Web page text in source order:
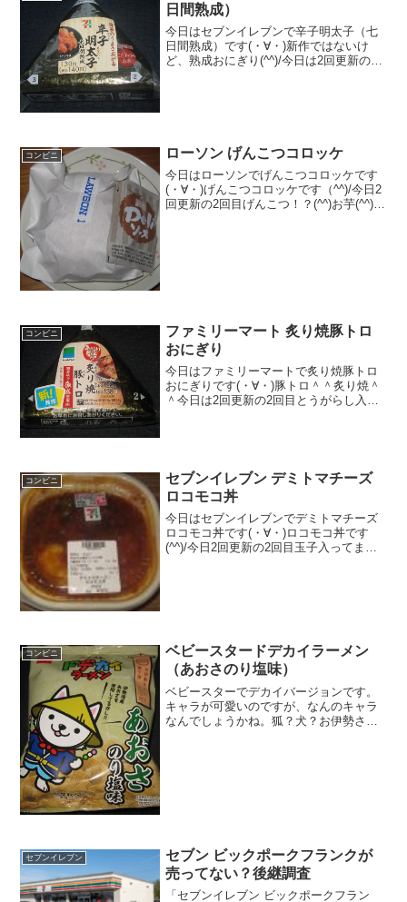
日間熟成）
今日はセブンイレブンで辛子明太子（七
日間熟成）です(・∀・)新作ではないけ
ど、熟成おにぎり(^^)/今日は2回更新の1
コンビニ ローソン げんこつコロッケ
今日はローソンでげんこつコロッケです
(・∀・)げんこつコロッケです（^^)/今日2
回更新の2回目げんこつ！？(^^)お芋(^^)食
コンビニ
ファミリーマート 炙り焼豚トロ
おにぎり
今日はファミリーマートで炙り焼豚トロ
おにぎりです(・∀・)豚トロ＾＾炙り焼＾
＾今日は2回更新の2回目とうがらし入り
コンビニ
セブンイレブン デミトマチーズ
ロコモコ丼
今日はセブンイレブンでデミトマチーズ
ロコモコ丼です(・∀・)ロコモコ丼です
(^^)/今日2回更新の2回目玉子入ってます
コンビニ
ベビースタードデカイラーメン
（あおさのり塩味）
ベビースターでデカイバージョンです。
キャラが可愛いのですが、なんのキャラ
なんでしょうかね。狐？犬？お伊勢さ
セブンイレブン
セブン ビックポークフランクが
売ってない？後継調査
「セブンイレブン ビックポークフラン